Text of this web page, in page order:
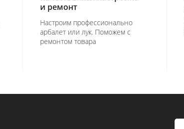
и ремонт
Настроим профессионально
арбалет или лук. Поможем с
ремонтом товара